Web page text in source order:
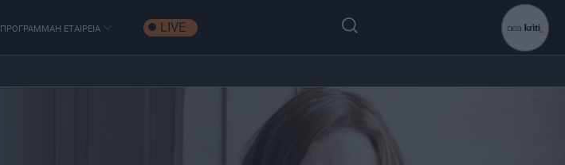
ΠΡΟΓΡΑΜΜΑΗ ΕΤΑΙΡΕΙΑ LIVE